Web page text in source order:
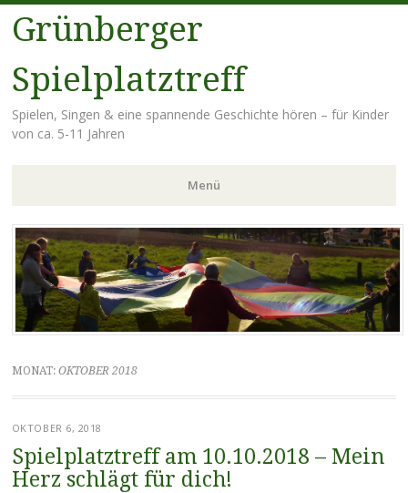
Grünberger
Spielplatztreff
Spielen, Singen & eine spannende Geschichte hören – für Kinder
von ca. 5-11 Jahren
Menü
Zum
Inhalt
springen
MONAT: OKTOBER 2018
OKTOBER 6, 2018
Spielplatztreff am 10.10.2018 – Mein
Herz schlägt für dich!